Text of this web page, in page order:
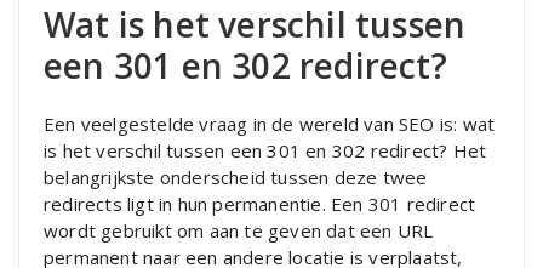
Wat is het verschil tussen
een 301 en 302 redirect?
Een veelgestelde vraag in de wereld van SEO is: wat
is het verschil tussen een 301 en 302 redirect? Het
belangrijkste onderscheid tussen deze twee
redirects ligt in hun permanentie. Een 301 redirect
wordt gebruikt om aan te geven dat een URL
permanent naar een andere locatie is verplaatst,